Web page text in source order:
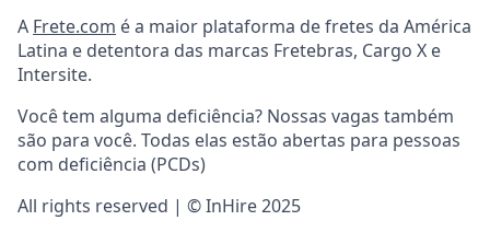
A Frete.com é a maior plataforma de fretes da América
Latina e detentora das marcas Fretebras, Cargo X e
Intersite.
Você tem alguma deficiência? Nossas vagas também
são para você. Todas elas estão abertas para pessoas
com deficiência (PCDs)
All rights reserved | © InHire 2025